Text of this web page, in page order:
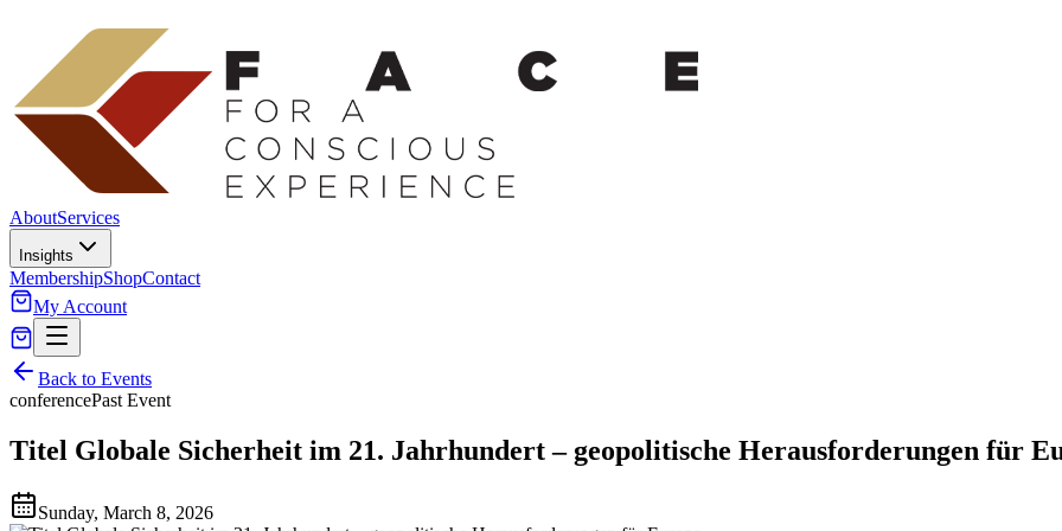
AboutServices
Insights
MembershipShopContact
My Account
Back to Events
conferencePast Event
Titel Globale Sicherheit im 21. Jahrhundert – geopolitische Herausforderungen für
Sunday, March 8, 2026